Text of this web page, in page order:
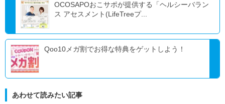
OCOSAPOおこサポが提供する「ヘルシーバラン
ス アセスメント(LifeTreeプ...
Qoo10メガ割でお得な特典をゲットしよう！
あわせて読みたい記事